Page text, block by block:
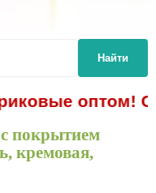
Найти
оптом!
покрытием
кремовая,